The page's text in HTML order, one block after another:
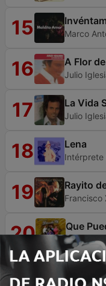
15 Marco
16 A Flor
Julio
17 La Vida
Julio
18 Lena
Intérprete
19 Rayito
Francisco
20 Que
Los
21 Procuro
Hernaldo